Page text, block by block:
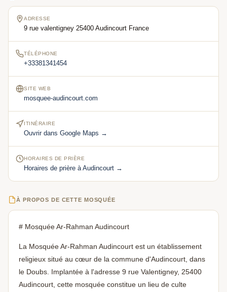
ADRESSE
9 rue valentigney 25400 Audincourt France
TÉLÉPHONE
+33381341454
SITE WEB
mosquee-audincourt.com
ITINÉRAIRE
Ouvrir dans Google Maps →
HORAIRES DE PRIÈRE
Horaires de prière à Audincourt →
À PROPOS DE CETTE MOSQUÉE
# Mosquée Ar-Rahman Audincourt
La Mosquée Ar-Rahman Audincourt est un établissement
religieux situé au cœur de la commune d'Audincourt, dans
le Doubs. Implantée à l'adresse 9 rue Valentigney, 25400
Audincourt, cette mosquée constitue un lieu de culte